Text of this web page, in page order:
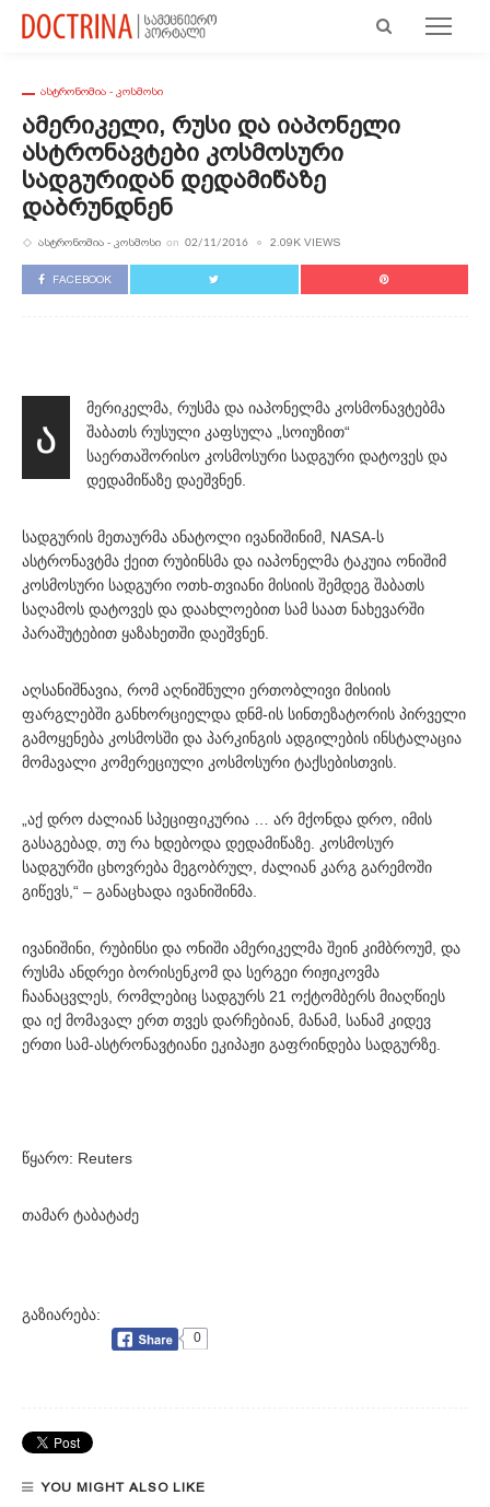
ᲐᲡᲢᲠᲝᲜᲝᲛᲘᲐ - ᲙᲝᲡᲛᲝᲡᲘ
Ამერიკელი, Რუსი Და Იაპონელი
Ასტრონავტები Კოსმოსური
Სადგურიდან Დედამიწაზე
Დაბრუნდნენ
ᲐᲡᲢᲠᲝᲜᲝᲛᲘᲐ - ᲙᲝᲡᲛᲝᲡᲘ on 02/11/2016 2.09K VIEWS
FACEBOOK
ა
მერიკელმა, რუსმა და იაპონელმა კოსმონავტებმა
შაბათს რუსული კაფსულა „სოიუზით“
საერთაშორისო კოსმოსური სადგური დატოვეს და
დედამიწაზე დაეშვნენ.
სადგურის მეთაურმა ანატოლი ივანიშინიმ, NASA-ს
ასტრონავტმა ქეით რუბინსმა და იაპონელმა ტაკუია ონიშიმ
კოსმოსური სადგური ოთხ-თვიანი მისიის შემდეგ შაბათს
საღამოს დატოვეს და დაახლოებით სამ საათ ნახევარში
პარაშუტებით ყაზახეთში დაეშვნენ.
აღსანიშნავია, რომ აღნიშნული ერთობლივი მისიის
ფარგლებში განხორციელდა დნმ-ის სინთეზატორის პირველი
გამოყენება კოსმოსში და პარკინგის ადგილების ინსტალაცია
მომავალი კომერეციული კოსმოსური ტაქსებისთვის.
„აქ დრო ძალიან სპეციფიკურია … არ მქონდა დრო, იმის
გასაგებად, თუ რა ხდებოდა დედამიწაზე. კოსმოსურ
სადგურში ცხოვრება მეგობრულ, ძალიან კარგ გარემოში
გიწევს,“ – განაცხადა ივანიშინმა.
ივანიშინი, რუბინსი და ონიში ამერიკელმა შეინ კიმბროუმ, და
რუსმა ანდრეი ბორისენკომ და სერგეი რიჟიკოვმა
ჩაანაცვლეს, რომლებიც სადგურს 21 ოქტომბერს მიაღწიეს
და იქ მომავალ ერთ თვეს დარჩებიან, მანამ, სანამ კიდევ
ერთი სამ-ასტრონავტიანი ეკიპაჟი გაფრინდება სადგურზე.
წყარო: Reuters
თამარ ტაბატაძე
გაზიარება:
0
YOU MIGHT ALSO LIKE